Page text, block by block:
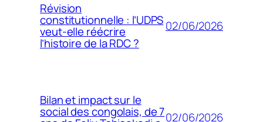
Révision
constitutionnelle : l’UDPS
veut-elle réécrire
l’histoire de la RDC ?
02/06/2026
Bilan et impact sur le
social des congolais, de 702/06/2026